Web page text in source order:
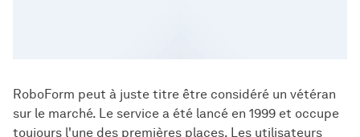
RoboForm peut à juste titre être considéré un vétéran
sur le marché. Le service a été lancé en 1999 et occupe
toujours l'une des premières places. Les utilisateurs